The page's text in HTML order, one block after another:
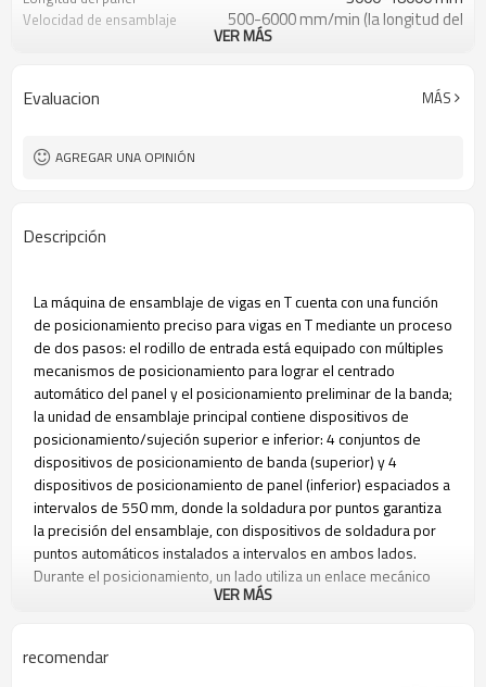
Velocidad de ensamblaje
500-6000 mm/min (la longitud del
punto de soldadura se puede ajustar
≈ 42x2,5x3 m
Peso ≈ 15 t
VER MÁS
Evaluacion MÁS
AGREGAR UNA OPINIÓN
Descripción
La máquina de ensamblaje de vigas en T cuenta con una función
de posicionamiento preciso para vigas en T mediante un proceso
de dos pasos: el rodillo de entrada está equipado con múltiples
mecanismos de posicionamiento para lograr el centrado
automático del panel y el posicionamiento preliminar de la banda;
la unidad de ensamblaje principal contiene dispositivos de
posicionamiento/sujeción superior e inferior: 4 conjuntos de
dispositivos de posicionamiento de banda (superior) y 4
dispositivos de posicionamiento de panel (inferior) espaciados a
intervalos de 550 mm, donde la soldadura por puntos garantiza
la precisión del ensamblaje, con dispositivos de soldadura por
puntos automáticos instalados a intervalos en ambos lados.
Durante el posicionamiento, un lado utiliza un enlace mecánico
para una alineación precisa, mientras que el lado opuesto
función flotante posterior a la sujeción para garantizar la calidad
VER MÁS
recomendar